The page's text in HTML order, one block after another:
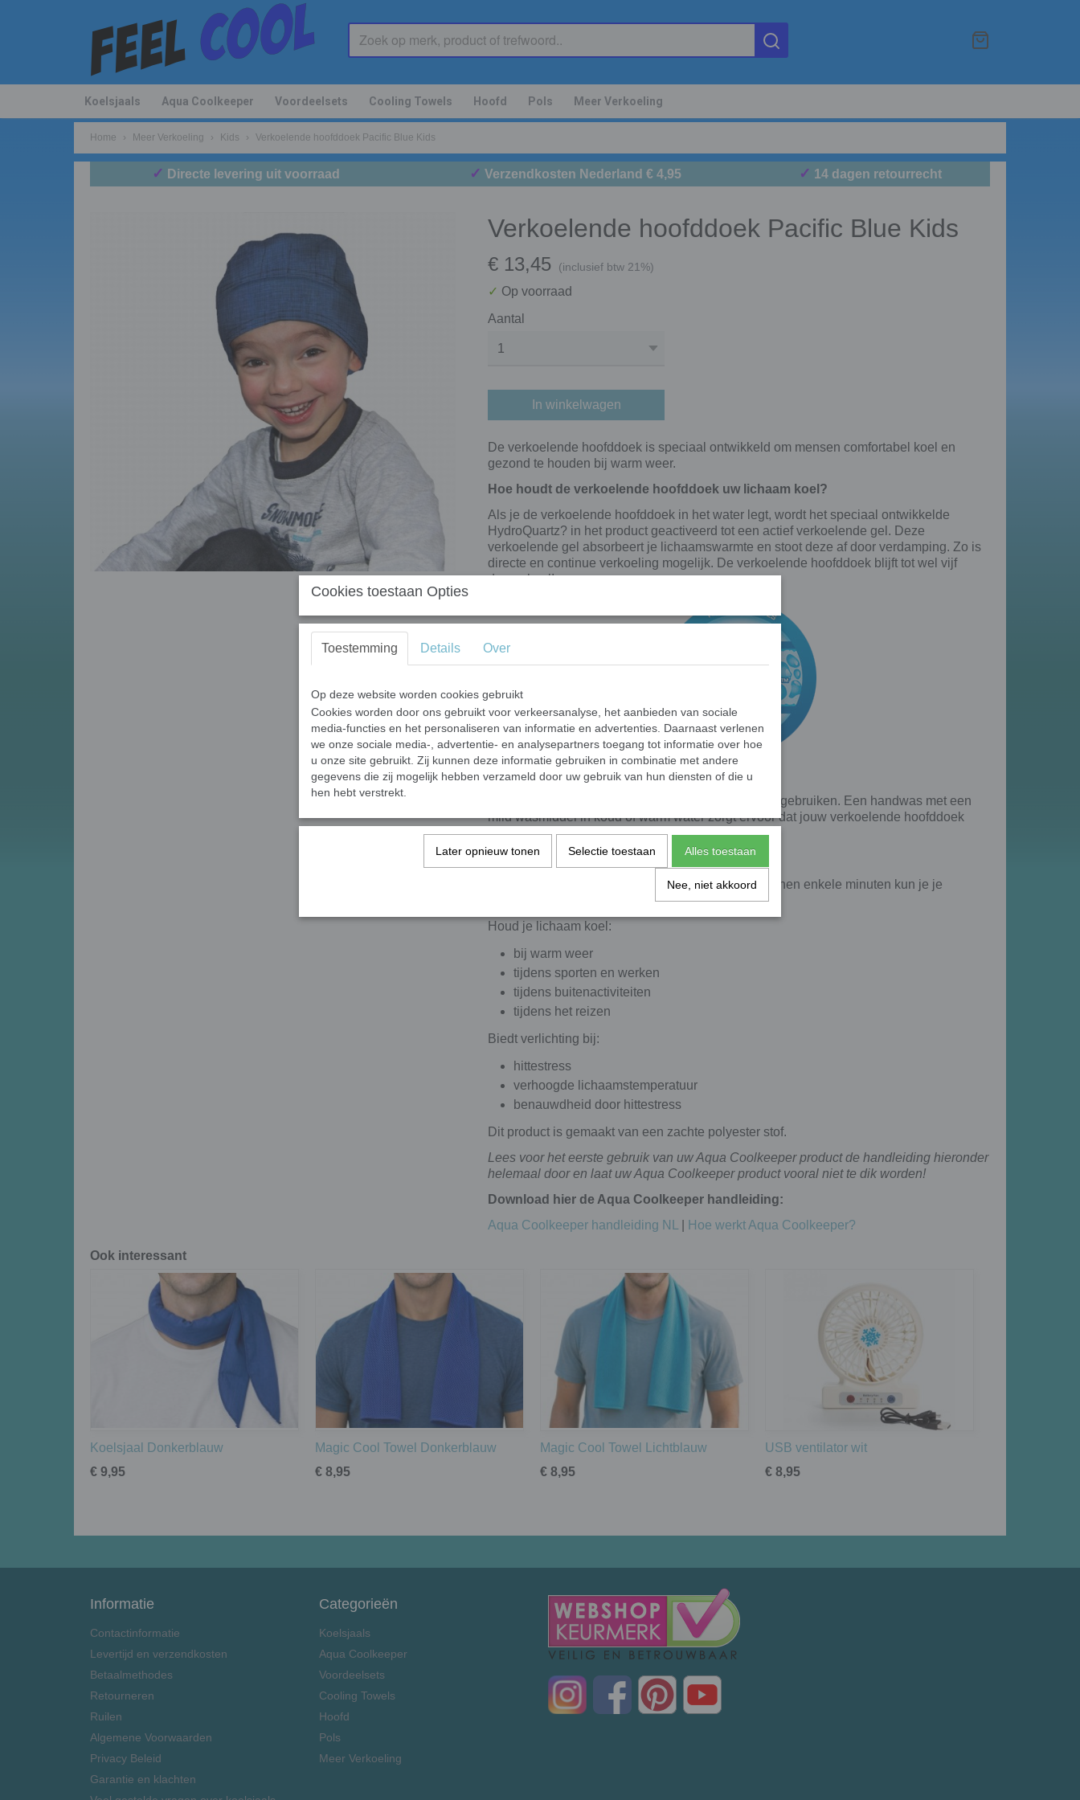
Koelsjaals Aqua Coolkeeper Voordeelsets Cooling Towels Hoofd Pols Meer Verkoeling
Home › Meer Verkoeling › Kids › Verkoelende hoofddoek Pacific Blue Kids
✓ Directe levering uit voorraad ✓ Verzendkosten Nederland € 4,95 ✓ 14 dagen retourrecht
Verkoelende hoofddoek Pacific Blue Kids
€ 13,45 (inclusief btw 21%)
✓ Op voorraad
Aantal
In winkelwagen
De verkoelende hoofddoek is speciaal ontwikkeld om mensen comfortabel koel en
gezond te houden bij warm weer.
Hoe houdt de verkoelende hoofddoek uw lichaam koel?
Als je de verkoelende hoofddoek in het water legt, wordt het speciaal ontwikkelde
HydroQuartz? in het product geactiveerd tot een actief verkoelende gel. Deze
verkoelende gel absorbeert je lichaamswarmte en stoot deze af door verdamping. Zo is
directe en continue verkoeling mogelijk. De verkoelende hoofddoek blijft tot wel vijf
dagen koel!
Wasbaar en herbruikbaar
Je kunt de verkoelende hoofddoek steeds opnieuw gebruiken. Een handwas met een
mild wasmiddel in koud of warm water zorgt ervoor dat jouw verkoelende hoofddoek
weer zo goed als nieuw is!
Geen vriezer of koelkast nodig
Leg je verkoelende hoofddoek in koud water en binnen enkele minuten kun je je
Houd je lichaam koel:
bij warm weer
tijdens sporten en werken
tijdens buitenactiviteiten
tijdens het reizen
Biedt verlichting bij:
hittestress
verhoogde lichaamstemperatuur
benauwdheid door hittestress
Dit product is gemaakt van een zachte polyester stof.
Lees voor het eerste gebruik van uw Aqua Coolkeeper product de handleiding hieronder
helemaal door en laat uw Aqua Coolkeeper product vooral niet te dik worden!
Download hier de Aqua Coolkeeper handleiding:
Aqua Coolkeeper handleiding NL
Hoe werkt Aqua Coolkeeper?
Ook interessant
Koelsjaal Donkerblauw
€ 9,95
Magic Cool Towel Donkerblauw
€ 8,95
Magic Cool Towel Lichtblauw
€ 8,95
USB ventilator wit
€ 8,95
Informatie
Contactinformatie
Levertijd en verzendkosten
Betaalmethodes
Retourneren
Ruilen
Algemene Voorwaarden
Privacy Beleid
Garantie en klachten
Categorieën
Koelsjaals
Aqua Coolkeeper
Voordeelsets
Cooling Towels
Hoofd
Pols
Meer Verkoeling
Cookies toestaan Opties
Toestemming Details Over
Op deze website worden cookies gebruikt
Cookies worden door ons gebruikt voor verkeersanalyse, het aanbieden van sociale
media-functies en het personaliseren van informatie en advertenties. Daarnaast verlenen
we onze sociale media-, advertentie- en analysepartners toegang tot informatie over hoe
u onze site gebruikt. Zij kunnen deze informatie gebruiken in combinatie met andere
gegevens die zij mogelijk hebben verzameld door uw gebruik van hun diensten of die u
hen hebt verstrekt.
Later opnieuw tonen Selectie toestaan Alles toestaan
Nee, niet akkoord